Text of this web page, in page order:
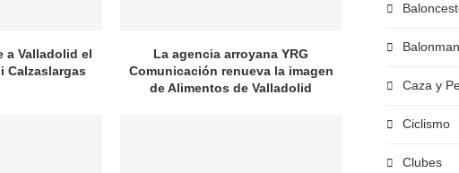
a Valladolid el
Calzaslargas
La agencia arroyana YRG
Comunicación renueva la imagen
de Alimentos de Valladolid
Caza y
Ciclismo
Clubes